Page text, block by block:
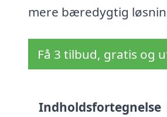
mere bæredygtig
Få 3 tilbud, gratis og
Indholdsfortegnelse